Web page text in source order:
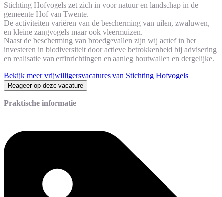
Stichting Hofvogels zet zich in voor natuur en landschap in de
gemeente Hof van Twente.
De activiteiten variëren van de bescherming van uilen, zwaluwen,
en kleine zangvogels maar ook vleermuizen.
Naast de bescherming van broedgevallen zijn wij actief in het
investeren in biodiversiteit door actieve betrokkenheid bij advisering
en realisatie van erfinrichtingen en aanleg houtwallen en dergelijke.
Bekijk meer vrijwilligersvacatures van Stichting Hofvogels
Reageer op deze vacature
Praktische informatie